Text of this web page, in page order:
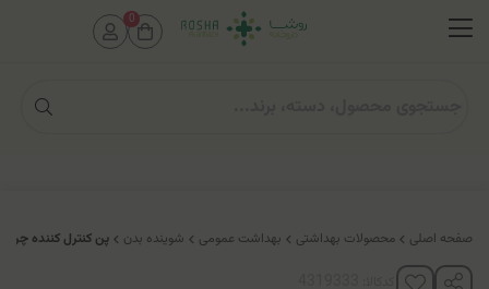
صفحه اصلی محصولات بهداشتی بهداشت عمومی شوینده بدن پن کنترل کننده
0